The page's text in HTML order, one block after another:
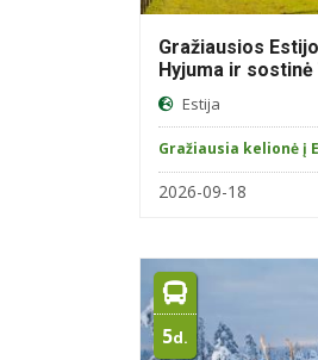
Gražiausios
Hyjuma ir sostinė
Estija
Gražiausia kelionė į
2026-09-18
5d.